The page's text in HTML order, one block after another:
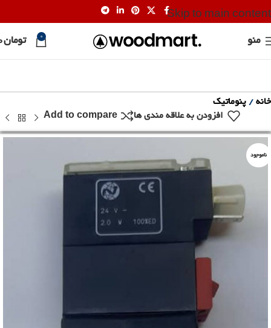
Skip to main content
منو 0 تومان
خانه
پنوماتیک
Add to compare
افزودن به علاقه مندی ها
ناموجود